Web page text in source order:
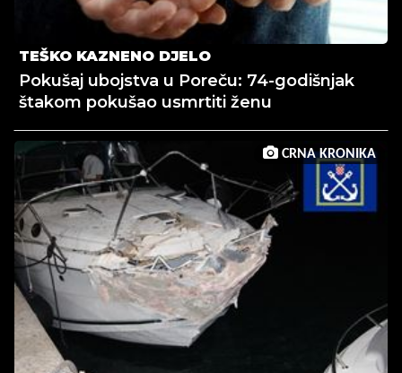
TEŠKO KAZNENO DJELO
Pokušaj ubojstva u Poreču: 74-godišnjak
štakom pokušao usmrtiti ženu
CRNA KRONIKA